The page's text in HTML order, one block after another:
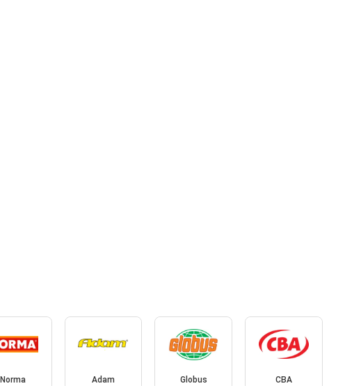
Norma Adam Globus CBA